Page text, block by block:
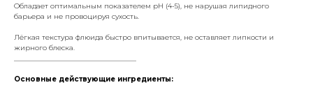
Обладает оптимальным показателем pH (4-5), не нарушая липидного
барьера и не провоцируя сухость.
Лёгкая текстура флюида быстро впитывается, не оставляет липкости и
жирного блеска.
Основные действующие ингредиенты: